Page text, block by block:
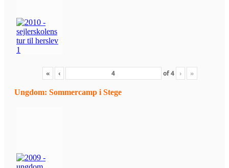
« ‹ of4 › »
Ungdom: Sommercamp i Stege